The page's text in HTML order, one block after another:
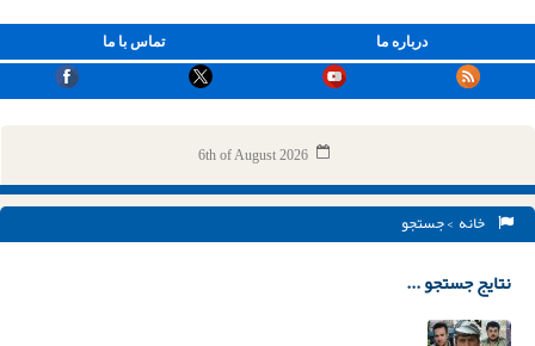
تماس با ما درباره ما
6th of August 2026
خانه > جستجو
نتایج جستجو ...